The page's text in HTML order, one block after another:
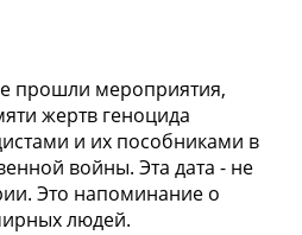
прошли мероприятия,
жертв геноцида
и их пособниками в
войны. Эта дата - не
Это напоминание о
людей.